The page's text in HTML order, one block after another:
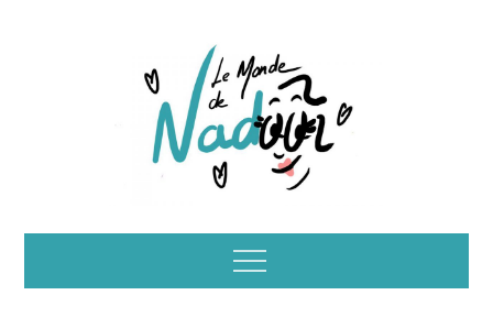
Illustrations – le
monde de Nadoo
Menu